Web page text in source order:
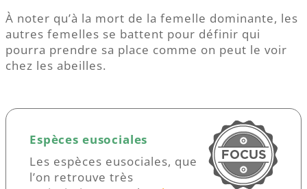
À noter qu’à la mort de la femelle dominante, les
autres femelles se battent pour définir qui
pourra prendre sa place comme on peut le voir
chez les abeilles.
Espèces eusociales
Les espèces eusociales, que
l’on retrouve très